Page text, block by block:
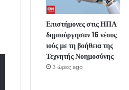
Επιστήμονες στις ΗΠΑ
δημιούργησαν 16 νέους
ιούς με τη βοήθεια της
Τεχνητής Νοημοσύνης
3 ώρες ago